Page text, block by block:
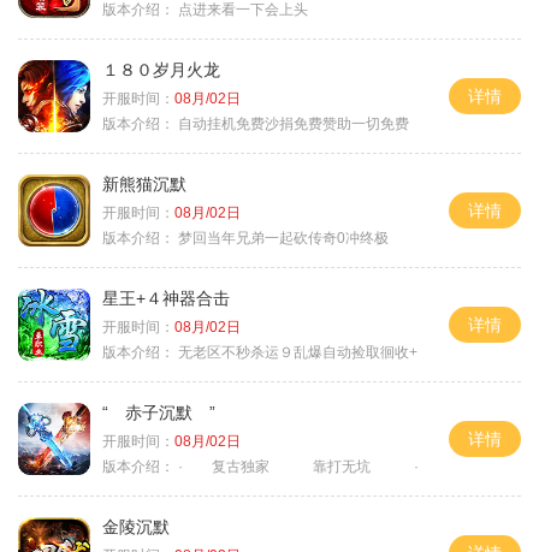
版本介绍：
点进来看一下会上头
１８０岁月火龙
开服时间： 08月/02日
版本介绍：
自动挂机免费沙捐免费赞助一切免费
详情
新熊猫沉默
开服时间： 08月/02日
版本介绍： 梦回当年兄弟一起砍传奇0冲终极
详情
星王+４神器合击
开服时间： 08月/02日
版本介绍： 无老区不秒杀运９乱爆自动捡取徊收+
详情
“ 赤子沉默 ”
开服时间： 08月/02日
版本介绍：
· 复古独家 靠打无坑 ·
详情
金陵沉默